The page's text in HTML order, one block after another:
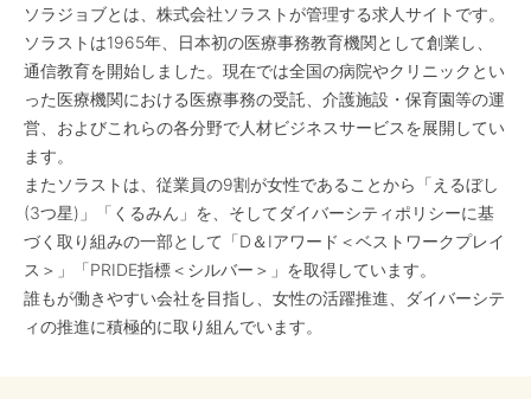
ソラジョブとは、株式会社ソラストが管理する求人サイトです。
ソラストは1965年、日本初の医療事務教育機関として創業し、
通信教育を開始しました。現在では全国の病院やクリニックとい
った医療機関における医療事務の受託、介護施設・保育園等の運
営、およびこれらの各分野で人材ビジネスサービスを展開してい
ます。
またソラストは、従業員の9割が女性であることから「えるぼし
(3つ星)」「くるみん」を、そしてダイバーシティポリシーに基
づく取り組みの一部として「D＆Iアワード＜ベストワークプレイ
ス＞」「PRIDE指標＜シルバー＞」を取得しています。
誰もが働きやすい会社を目指し、女性の活躍推進、ダイバーシテ
ィの推進に積極的に取り組んでいます。